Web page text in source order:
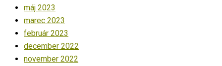
máj 2023
marec 2023
február 2023
december 2022
november 2022